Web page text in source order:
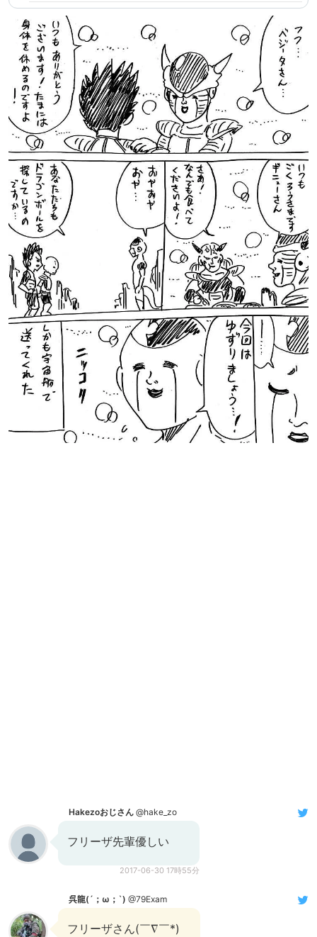
Hakezoおじさん @hake_zo
フリーザ先輩優しい
2017-06-30 17時55分
呉龍(´；ω；`) @79Exam
フリーザさん(￣∇￣*)ゞ